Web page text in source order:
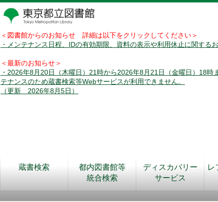
＜図書館からのお知らせ 詳細は以下をクリックしてください＞
・メンテナンス日程、IDの有効期限、資料の表示や利用休止に関する
＜最新のお知らせ＞
・2026年8月20日（木曜日）21時から2026年8月21日（金曜日）18時
テナンスのため蔵書検索等Webサービスが利用できません。
（更新 2026年8月5日）
蔵書検索
都内図書館等
統合検索
ディスカバリー
サービス
レ